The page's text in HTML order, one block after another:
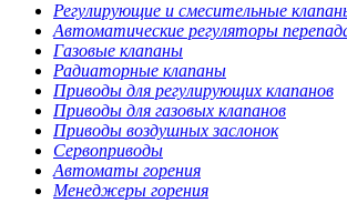
Регулирующие и смесительные
Автоматические регуляторы
Газовые клапаны
Радиаторные клапаны
Приводы для регулирующих клапанов
Приводы для газовых клапанов
Приводы воздушных заслонок
Сервоприводы
Автоматы горения
Менеджеры горения